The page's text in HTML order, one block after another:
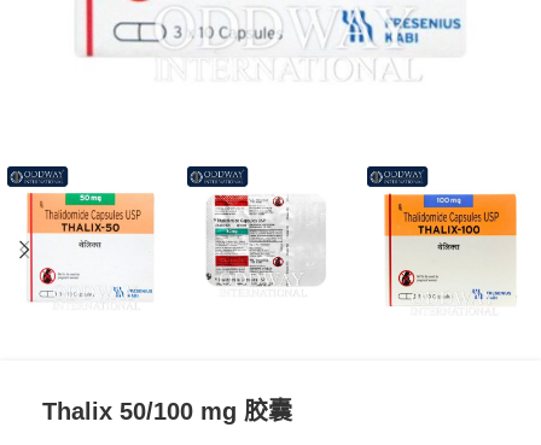
Thalix 50/100 mg 胶囊